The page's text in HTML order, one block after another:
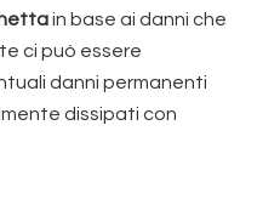
in base ai danni che
ci può essere
danni permanenti
dissipati con